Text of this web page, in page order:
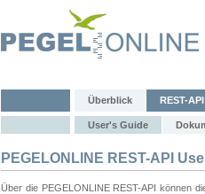
Überblick REST-API
User's Guide
PEGELONLINE REST-API
Über die PEGELONLINE REST-API können